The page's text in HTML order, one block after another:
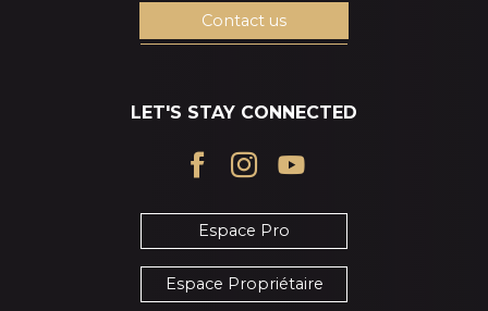
Contact us
LET'S STAY CONNECTED
Espace Pro
Espace Propriétaire